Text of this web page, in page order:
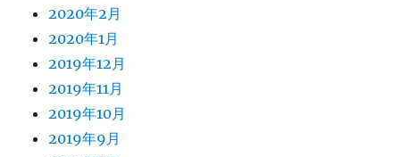
2020年2月
2020年1月
2019年12月
2019年11月
2019年10月
2019年9月